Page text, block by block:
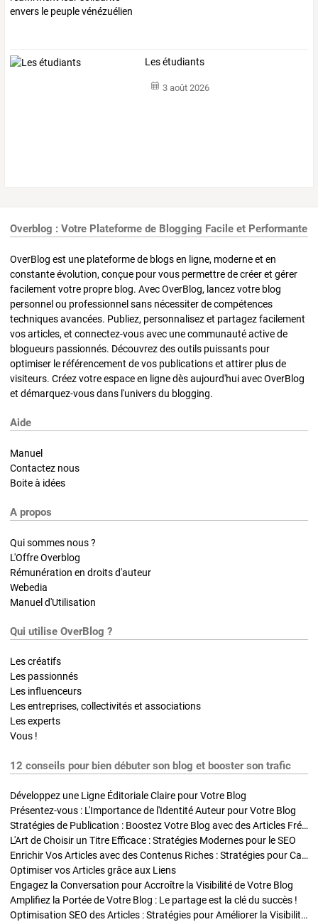
Les étudiants
3 août 2026
Overblog : Votre Plateforme de Blogging Facile et Performante
OverBlog est une plateforme de blogs en ligne, moderne et en
constante évolution, conçue pour vous permettre de créer et gérer
facilement votre propre blog. Avec OverBlog, lancez votre blog
personnel ou professionnel sans nécessiter de compétences
techniques avancées. Publiez, personnalisez et partagez facilement
vos articles, et connectez-vous avec une communauté active de
blogueurs passionnés. Découvrez des outils puissants pour
optimiser le référencement de vos publications et attirer plus de
visiteurs. Créez votre espace en ligne dès aujourd'hui avec OverBlog
et démarquez-vous dans l'univers du blogging.
Aide
Manuel
Contactez nous
Boite à idées
A propos
Qui sommes nous ?
L'Offre Overblog
Rémunération en droits d'auteur
Webedia
Manuel d'Utilisation
Qui utilise OverBlog ?
Les créatifs
Les passionnés
Les influenceurs
Les entreprises, collectivités et associations
Les experts
Vous !
12 conseils pour bien débuter son blog et booster son trafic
Développez une Ligne Éditoriale Claire pour Votre Blog
Présentez-vous : L'Importance de l'Identité Auteur pour Votre Blog
Stratégies de Publication : Boostez Votre Blog avec des Articles Fréquents et Exclusifs
L'Art de Choisir un Titre Efficace : Stratégies Modernes pour le SEO
Enrichir Vos Articles avec des Contenus Riches : Stratégies pour Captiver et Optimiser
Optimiser vos Articles grâce aux Liens
Engagez la Conversation pour Accroître la Visibilité de Votre Blog
Amplifiez la Portée de Votre Blog : Le partage est la clé du succès !
Optimisation SEO des Articles : Stratégies pour Améliorer la Visibilité de Votre Blog